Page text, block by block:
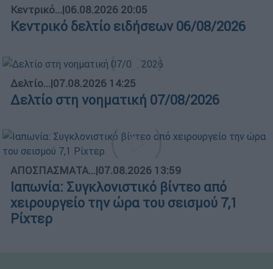
Κεντρικό...|06.08.2026 20:05
Κεντρικό δελτίο ειδήσεων 06/08/2026
Δελτίο...|07.08.2026 14:25
Δελτίο στη νοηματική 07/08/2026
ΑΠΟΣΠΑΣΜΑΤΑ...|07.08.2026 13:59
Ιαπωνία: Συγκλονιστικό βίντεο από
χειρουργείο την ώρα του σεισμού 7,1
Ρίχτερ